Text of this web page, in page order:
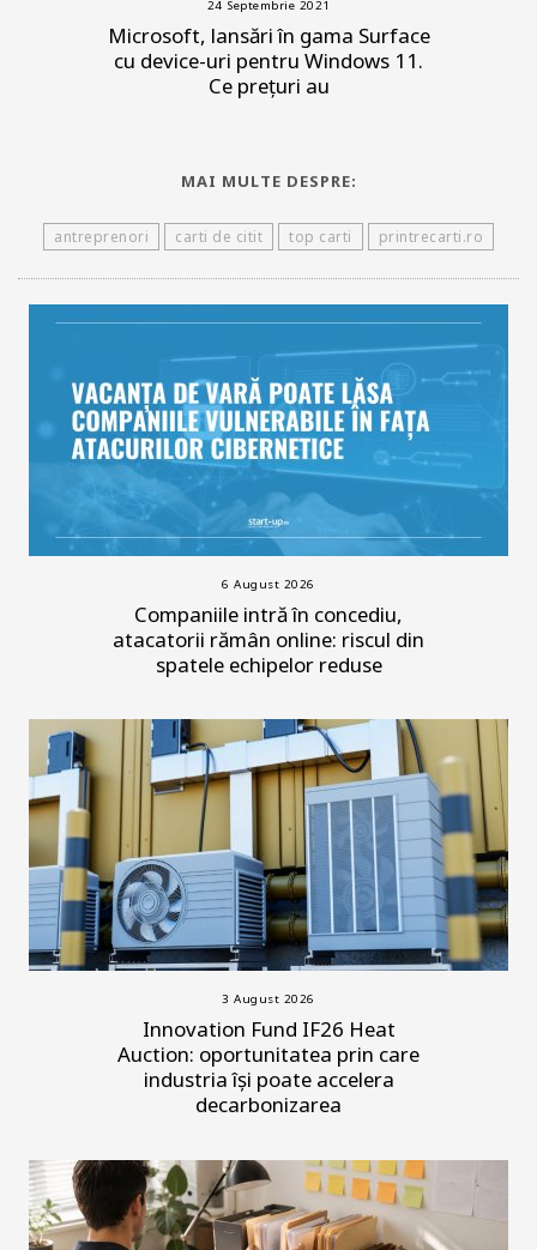
24 Septembrie 2021
Microsoft, lansări în gama Surface
cu device-uri pentru Windows 11.
Ce prețuri au
MAI MULTE DESPRE:
antreprenori carti de citit top carti printrecarti.ro
6 August 2026
Companiile intră în concediu,
atacatorii rămân online: riscul din
spatele echipelor reduse
3 August 2026
Innovation Fund IF26 Heat
Auction: oportunitatea prin care
industria își poate accelera
decarbonizarea